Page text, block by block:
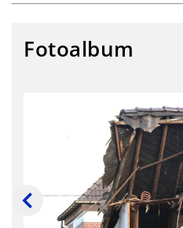
Fotoalbum